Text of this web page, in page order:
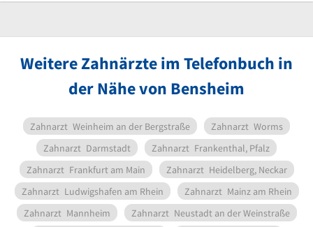
Weitere Zahnärzte im Telefonbuch in
der Nähe von Bensheim
Zahnarzt Weinheim an der Bergstraße Zahnarzt Worms
Zahnarzt Darmstadt Zahnarzt Frankenthal, Pfalz
Zahnarzt Frankfurt am Main Zahnarzt Heidelberg, Neckar
Zahnarzt Ludwigshafen am Rhein Zahnarzt Mainz am Rhein
Zahnarzt Mannheim Zahnarzt Neustadt an der Weinstraße